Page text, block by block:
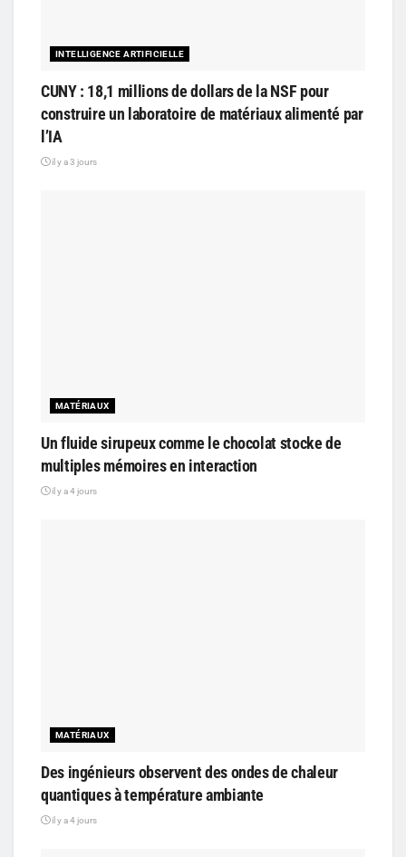
INTELLIGENCE ARTIFICIELLE
CUNY : 18,1 millions de dollars de la NSF pour
construire un laboratoire de matériaux alimenté par
l’IA
il y a 3 jours
MATÉRIAUX
Un fluide sirupeux comme le chocolat stocke de
multiples mémoires en interaction
il y a 4 jours
MATÉRIAUX
Des ingénieurs observent des ondes de chaleur
quantiques à température ambiante
il y a 4 jours